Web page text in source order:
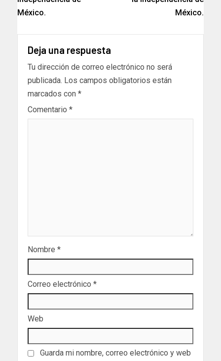
México.
México.
Deja una respuesta
Tu dirección de correo electrónico no será
publicada. Los campos obligatorios están
marcados con *
Comentario *
Nombre *
Correo electrónico *
Web
Guarda mi nombre, correo electrónico y web